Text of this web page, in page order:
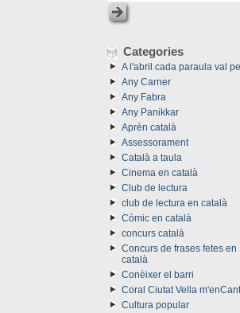
Categories
A l'abril cada paraula val
Any Carner
Any Fabra
Any Panikkar
Aprèn català
Assessorament
Català a taula
Cinema en català
Club de lectura
club de lectura en català
Còmic en català
concurs català
Concurs de frases fetes en
català
Conèixer el barri
Coral Ciutat Vella
Cultura popular